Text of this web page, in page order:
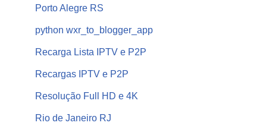
Porto Alegre RS
python wxr_to_blogger_app
Recarga Lista IPTV e P2P
Recargas IPTV e P2P
Resolução Full HD e 4K
Rio de Janeiro RJ